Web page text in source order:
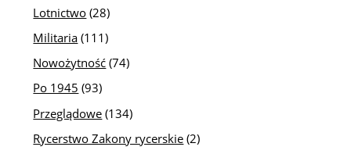
Lotnictwo (28)
Militaria (111)
Nowożytność (74)
Po 1945 (93)
Przeglądowe (134)
Rycerstwo Zakony rycerskie (2)